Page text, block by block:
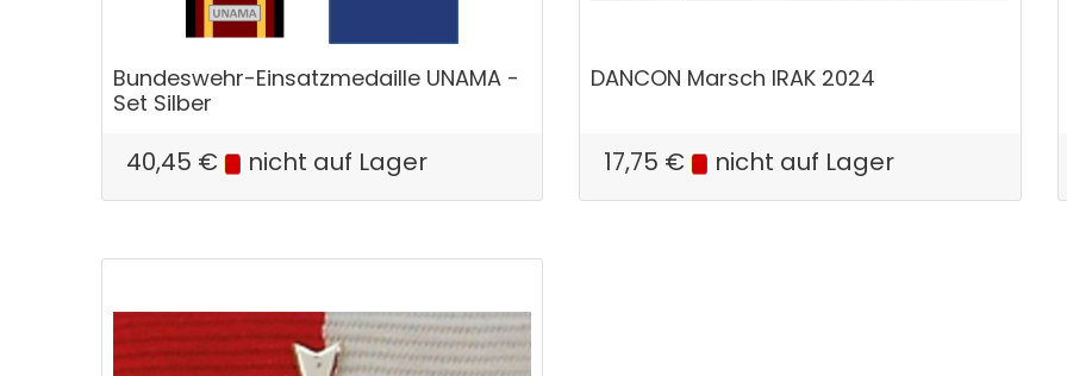
Bundeswehr-Einsatzmedaille UNAMA -
Set Silber
40,45 € nicht auf Lager
DANCON Marsch IRAK 2024
17,75 € nicht auf Lager